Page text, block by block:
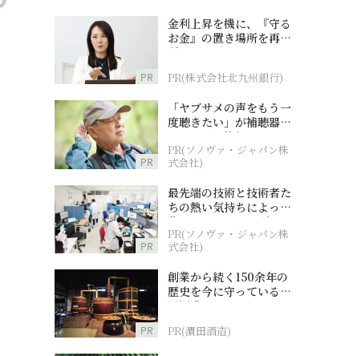
PR
金利上昇を機に、『守る
お金』の置き場所を再検
討
PR(株式会社北九州銀行)
PR
「ヤブサメの声をもう一
度聴きたい」が補聴器チ
ャレンジの後押しに
PR(ソノヴァ・ジャパン株
式会社)
PR
最先端の技術と技術者た
ちの熱い気持ちによって
作られているオーダーメ
イド補聴器
PR(ソノヴァ・ジャパン株
式会社)
PR
創業から続く150余年の
歴史を今に守っている濵
田酒造
PR(濵田酒造)